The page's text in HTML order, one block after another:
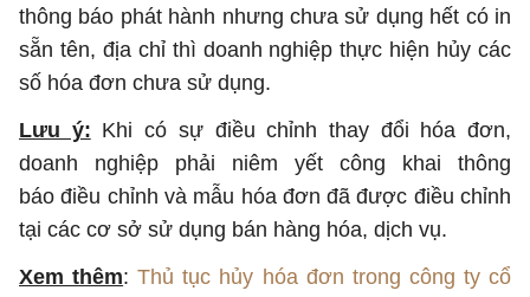
thông báo phát hành nhưng chưa sử dụng hết có in
sẵn tên, địa chỉ thì doanh nghiệp thực hiện hủy các
số hóa đơn chưa sử dụng.
Lưu ý: Khi có sự điều chỉnh thay đổi hóa đơn,
doanh nghiệp phải niêm yết công khai thông
báo điều chỉnh và mẫu hóa đơn đã được điều chỉnh
tại các cơ sở sử dụng bán hàng hóa, dịch vụ.
Xem thêm:Thủ tục hủy hóa đơn trong công ty cổ